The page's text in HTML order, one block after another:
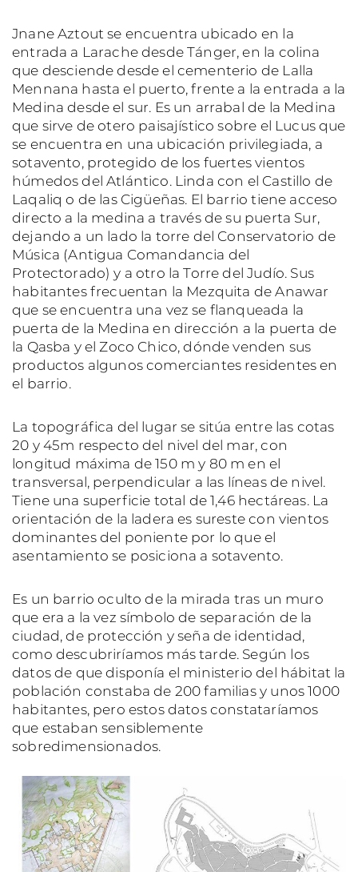
Jnane Aztout se encuentra ubicado en la
entrada a Larache desde Tánger, en la colina
que desciende desde el cementerio de Lalla
Mennana hasta el puerto, frente a la entrada a la
Medina desde el sur. Es un arrabal de la Medina
que sirve de otero paisajístico sobre el Lucus que
se encuentra en una ubicación privilegiada, a
sotavento, protegido de los fuertes vientos
húmedos del Atlántico. Linda con el Castillo de
Laqaliq o de las Cigüeñas. El barrio tiene acceso
directo a la medina a través de su puerta Sur,
dejando a un lado la torre del Conservatorio de
Música (Antigua Comandancia del
Protectorado) y a otro la Torre del Judío. Sus
habitantes frecuentan la Mezquita de Anawar
que se encuentra una vez se flanqueada la
puerta de la Medina en dirección a la puerta de
la Qasba y el Zoco Chico, dónde venden sus
productos algunos comerciantes residentes en
el barrio.
La topográfica del lugar se sitúa entre las cotas
20 y 45m respecto del nivel del mar, con
longitud máxima de 150 m y 80 m en el
transversal, perpendicular a las líneas de nivel.
Tiene una superficie total de 1,46 hectáreas. La
orientación de la ladera es sureste con vientos
dominantes del poniente por lo que el
asentamiento se posiciona a sotavento.
Es un barrio oculto de la mirada tras un muro
que era a la vez símbolo de separación de la
ciudad, de protección y seña de identidad,
como descubriríamos más tarde. Según los
datos de que disponía el ministerio del hábitat la
población constaba de 200 familias y unos 1000
habitantes, pero estos datos constataríamos
que estaban sensiblemente
sobredimensionados.